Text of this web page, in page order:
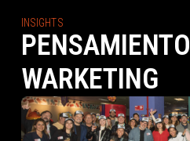
INSIGHTS
PENSAMIENTO
WARKETING